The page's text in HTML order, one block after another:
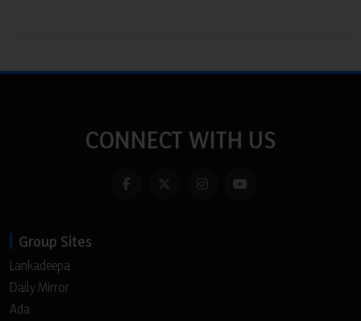
CONNECT WITH US
Group Sites
Lankadeepa
Daily Mirror
Ada